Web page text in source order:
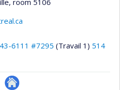
, room 5106
6111 #7295 (Travail 1) 514